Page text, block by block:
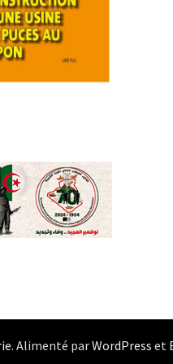
. Alimenté parWordPress et